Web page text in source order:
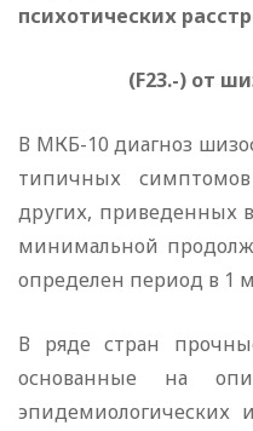
психотических
(F23.-) от
В МКБ-10 диагноз
типичных
других, приведенных
минимальной
определен период в 1
В ряде стран
основанные на
эпидемиологических